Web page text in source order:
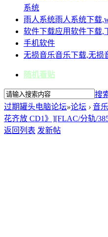
系统
雨人系统雨人系统下载
软件下载应用软件下载,
手机软件
无损音乐音乐下载,无损
随机看贴
搜
过期罐头电脑论坛»论坛 › 音
花齐放 CD1》][FLAC/分轨/
返回列表 发新帖